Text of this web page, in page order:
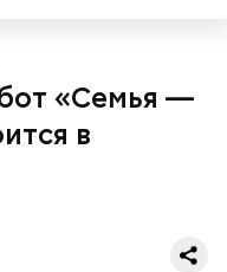
«Семья —
в
системой;